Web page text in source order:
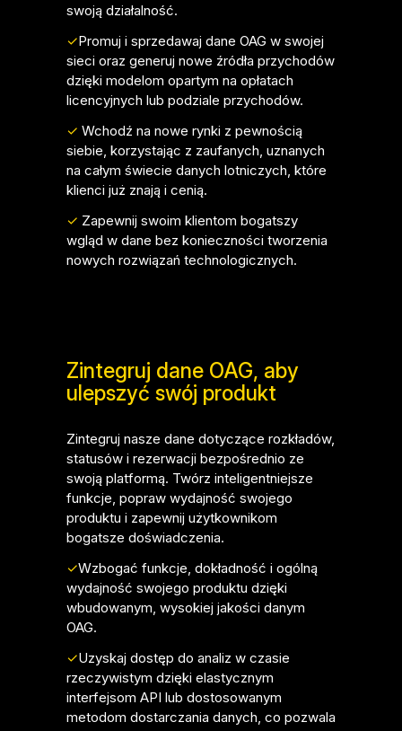
swoją działalność.
✓Promuj i sprzedawaj dane OAG w swojej
sieci oraz generuj nowe źródła przychodów
dzięki modelom opartym na opłatach
licencyjnych lub podziale przychodów.
✓ Wchodź na nowe rynki z pewnością
siebie, korzystając z zaufanych, uznanych
na całym świecie danych lotniczych, które
klienci już znają i cenią.
✓ Zapewnij swoim klientom bogatszy
wgląd w dane bez konieczności tworzenia
nowych rozwiązań technologicznych.
Zintegruj dane OAG, aby
ulepszyć swój produkt
Zintegruj nasze dane dotyczące rozkładów,
statusów i rezerwacji bezpośrednio ze
swoją platformą. Twórz inteligentniejsze
funkcje, popraw wydajność swojego
produktu i zapewnij użytkownikom
bogatsze doświadczenia.
✓Wzbogać funkcje, dokładność i ogólną
wydajność swojego produktu dzięki
wbudowanym, wysokiej jakości danym
OAG.
✓Uzyskaj dostęp do analiz w czasie
rzeczywistym dzięki elastycznym
interfejsom API lub dostosowanym
metodom dostarczania danych, co pozwala